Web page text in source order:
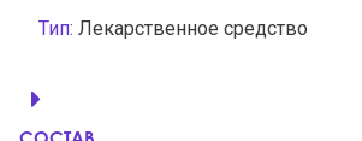
Тип: Лекарственное средство